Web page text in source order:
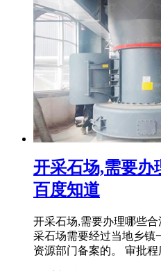
开采石场,需要办
百度知道
开采石场,需要办理哪些
采石场需要经过当地乡镇
资源部门备案的。 审批程